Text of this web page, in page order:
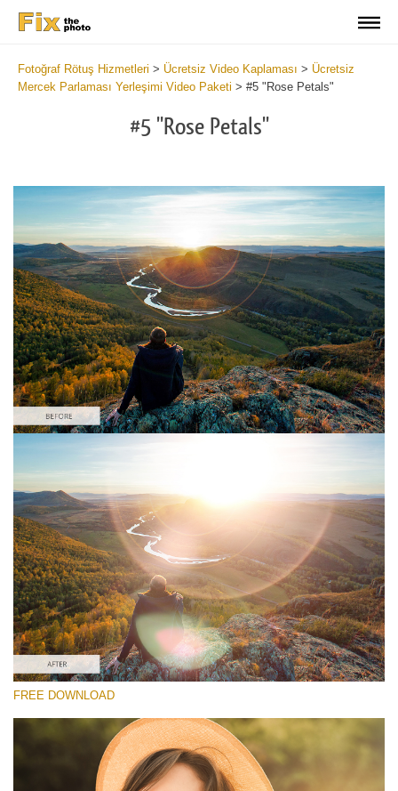
Fotoğraf Rötuş Hizmetleri > Ücretsiz Video Kaplaması > Ücretsiz
Mercek Parlaması Yerleşimi Video Paketi > #5 "Rose Petals"
#5 "Rose Petals"
Lütfen seçin
Free Lens Flare Overlay #5
Lens Flare
Ücretsiz indirin
FREE DOWNLOAD